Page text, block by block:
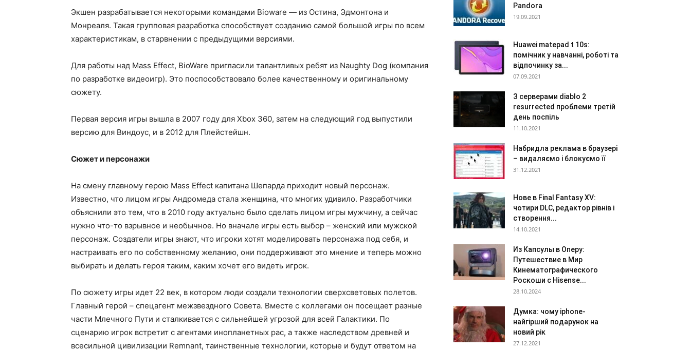
Экшен разрабатывается некоторыми командами Bioware — из Остина, Эдмонтона и
Монреаля. Такая групповая разработка способствует созданию самой большой игры по всем
характеристикам, в старвнении с предыдущими версиями.
Для работы над Mass Effect, BioWare пригласили талантливых ребят из Naughty Dog (компания
по разработке видеоигр). Это поспособствовало более качественному и оригинальному
сюжету.
Первая версия игры вышла в 2007 году для Xbox 360, затем на следующий год выпустили
версию для Виндоус, и в 2012 для Плейстейшн.
Сюжет и персонажи
На смену главному герою Mass Effect капитана Шепарда приходит новый персонаж.
Известно, что лицом игры Андромеда стала женщина, что многих удивило. Разработчики
объяснили это тем, что в 2010 году актуально было сделать лицом игры мужчину, а сейчас
нужно что-то взрывное и необычное. Но вначале игры есть выбор – женский или мужской
персонаж. Создатели игры знают, что игроки хотят моделировать персонажа под себя, и
настраивать его по собственному желанию, они поддерживают это мнение и теперь можно
выбирать и делать героя таким, каким хочет его видеть игрок.
По сюжету игры идет 22 век, в котором люди создали технологии сверхсветовых полетов.
Главный герой – спецагент межзвездного Совета. Вместе с коллегами он посещает разные
части Млечного Пути и сталкивается с сильнейшей угрозой для всей Галактики. По
сценарию игрок встретит с агентами инопланетных рас, а также наследством древней и
всесильной цивилизации Remnant, таинственные технологии, которые и будут ответом на
Pandora
19.09.2021
Huawei matepad t 10s:
помічник у навчанні, роботі та
відпочинку за...
07.09.2021
З серверами diablo 2
resurrected проблеми третій
день поспіль
11.10.2021
Набридла реклама в браузері
– видаляємо і блокуємо її
31.12.2021
Нове в Final Fantasy XV:
чотири DLC, редактор рівнів і
створення...
14.10.2021
Из Капсулы в Оперу:
Путешествие в Мир
Кинематографического
Роскоши с Hisense...
28.10.2024
Думка: чому iphone-
найгірший подарунок на
новий рік
27.12.2021